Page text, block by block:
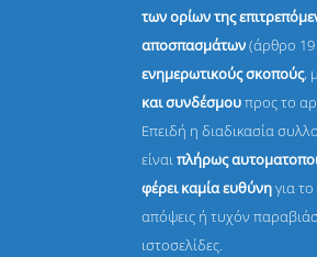
των ορίων της
αποσπασμάτων(άρθρο 19
ενημερωτικούς σκοπούς,
και συνδέσμουπρος το
Επειδή η διαδικασία
είναιπλήρως
φέρει καμία ευθύνηγια
απόψεις ή τυχόν
ιστοσελίδες.